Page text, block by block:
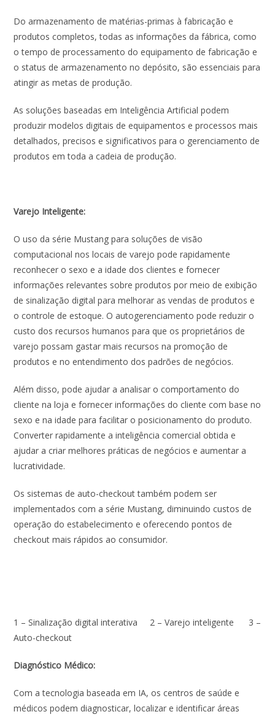
Do armazenamento de matérias-primas à fabricação e
produtos completos, todas as informações da fábrica, como
o tempo de processamento do equipamento de fabricação e
o status de armazenamento no depósito, são essenciais para
atingir as metas de produção.
As soluções baseadas em Inteligência Artificial podem
produzir modelos digitais de equipamentos e processos mais
detalhados, precisos e significativos para o gerenciamento de
produtos em toda a cadeia de produção.
Varejo Inteligente:
O uso da série Mustang para soluções de visão
computacional nos locais de varejo pode rapidamente
reconhecer o sexo e a idade dos clientes e fornecer
informações relevantes sobre produtos por meio de exibição
de sinalização digital para melhorar as vendas de produtos e
o controle de estoque. O autogerenciamento pode reduzir o
custo dos recursos humanos para que os proprietários de
varejo possam gastar mais recursos na promoção de
produtos e no entendimento dos padrões de negócios.
Além disso, pode ajudar a analisar o comportamento do
cliente na loja e fornecer informações do cliente com base no
sexo e na idade para facilitar o posicionamento do produto.
Converter rapidamente a inteligência comercial obtida e
ajudar a criar melhores práticas de negócios e aumentar a
lucratividade.
Os sistemas de auto-checkout também podem ser
implementados com a série Mustang, diminuindo custos de
operação do estabelecimento e oferecendo pontos de
checkout mais rápidos ao consumidor.
1 – Sinalização digital interativa 2 – Varejo inteligente 3 –
Auto-checkout
Diagnóstico Médico:
Com a tecnologia baseada em IA, os centros de saúde e
médicos podem diagnosticar, localizar e identificar áreas